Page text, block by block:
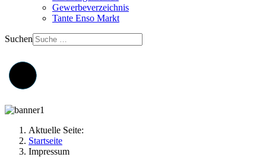
Gewerbeverzeichnis
Tante Enso Markt
Suchen
Aktuelle Seite:
Startseite
Impressum